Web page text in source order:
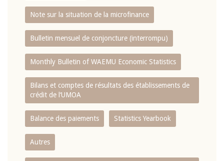
Note sur la situation de la microfinance
Bulletin mensuel de conjoncture (interrompu)
Monthly Bulletin of WAEMU Economic Statistics
Bilans et comptes de résultats des établissements de
crédit de l‘UMOA
Balance des paiements Statistics Yearbook
Autres